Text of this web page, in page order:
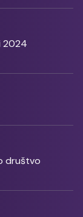
2024
društvo